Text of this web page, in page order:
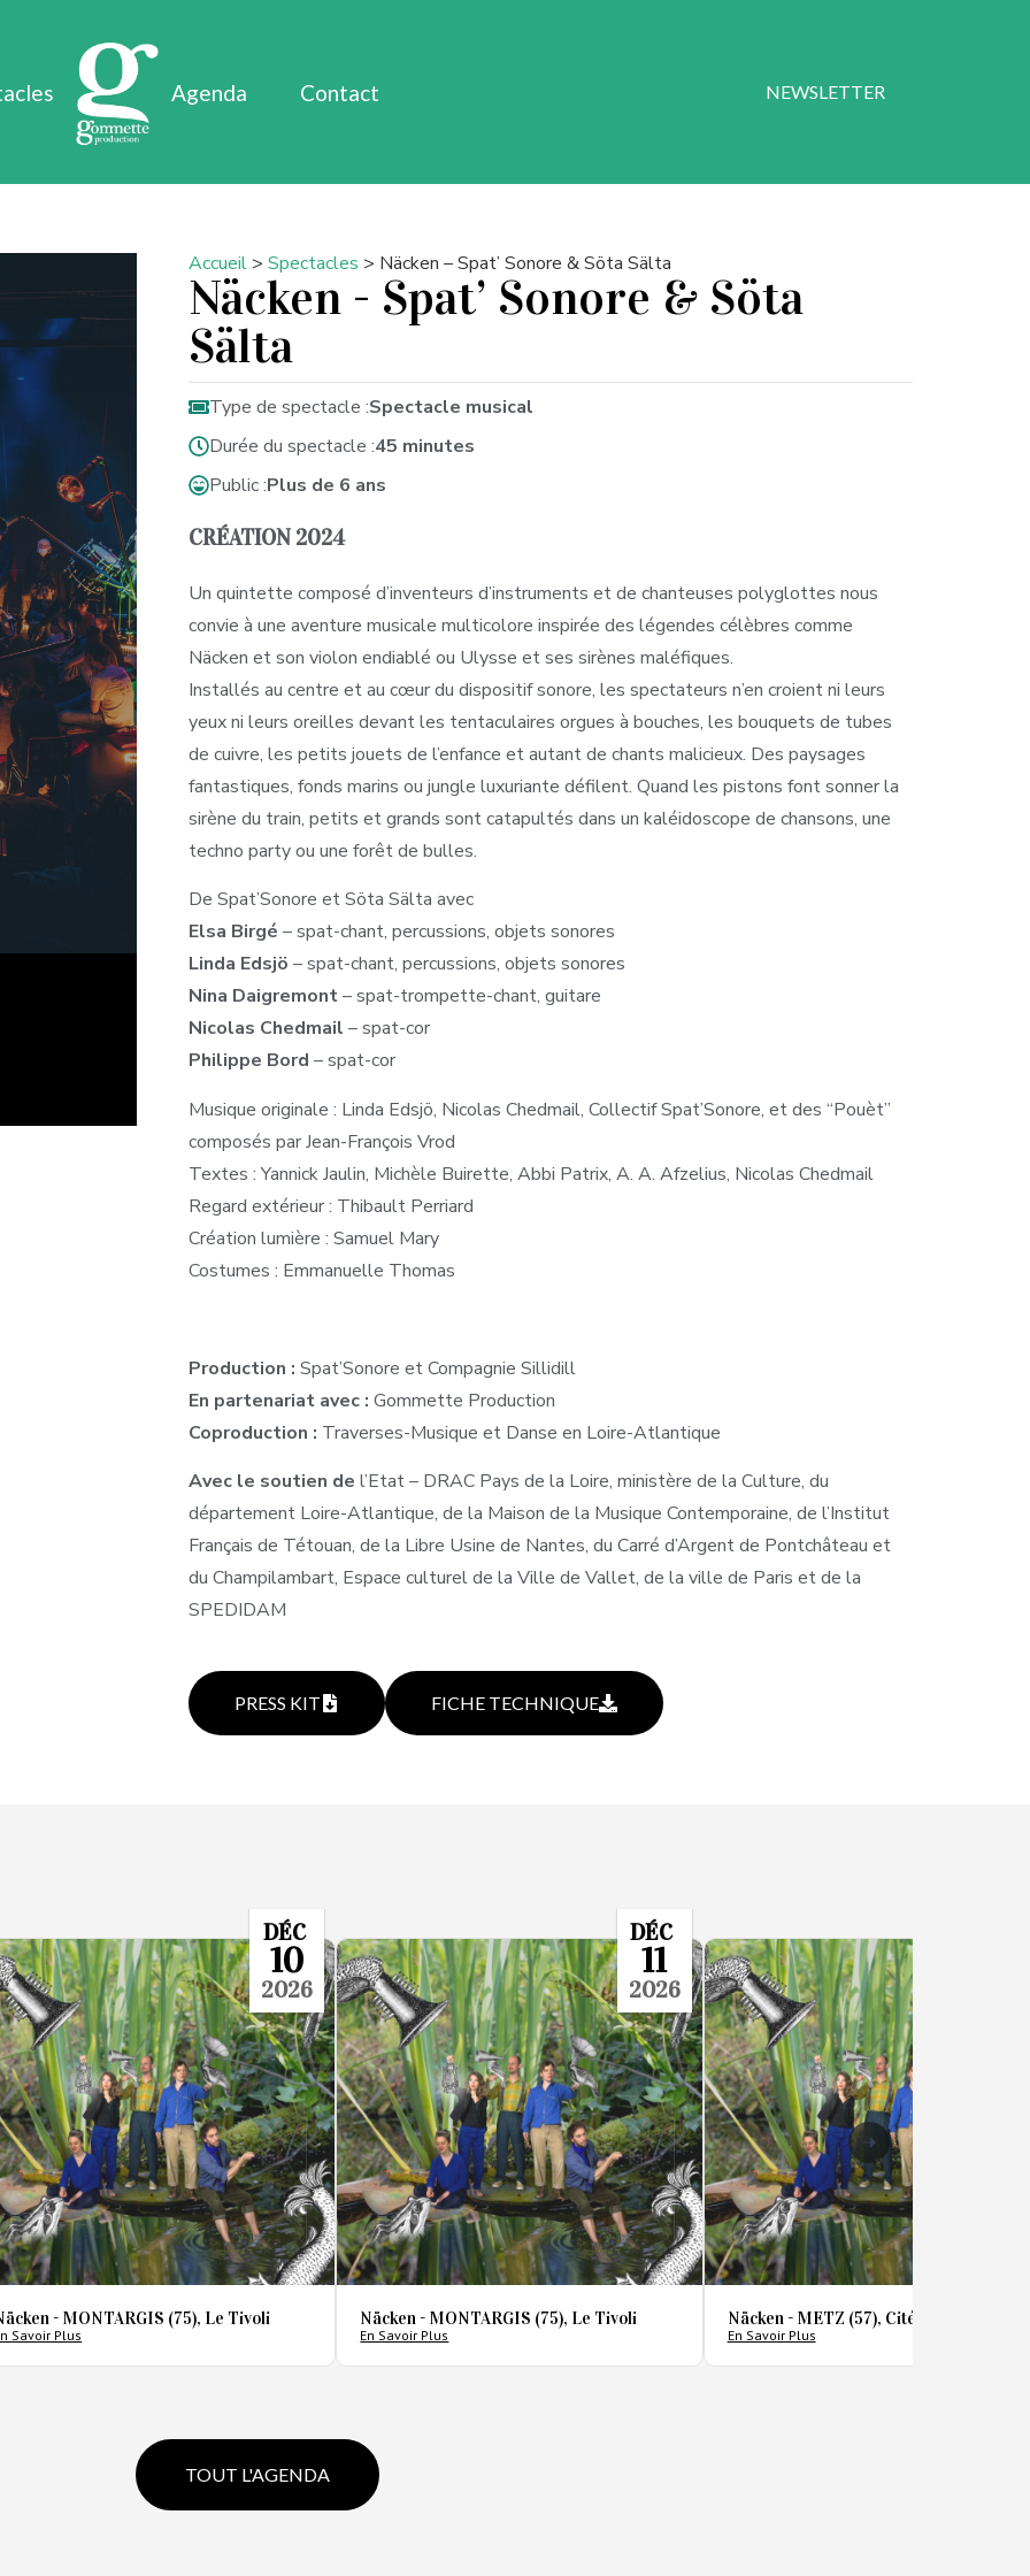
Agenda Contact NEWSLETTER
Accueil> Spectacles > Näcken – Spat’ Sonore & Söta Sälta
Näcken - Spat’ Sonore & Söta
Sälta
Type de spectacle :Spectacle musical
Durée du spectacle :45 minutes
Public :Plus de 6 ans
CRÉATION 2024
Un quintette composé d’inventeurs d’instruments et de chanteuses polyglottes nous
convie à une aventure musicale multicolore inspirée des légendes célèbres comme
Näcken et son violon endiablé ou Ulysse et ses sirènes maléfiques.
Installés au centre et au cœur du dispositif sonore, les spectateurs n’en croient ni leurs
yeux ni leurs oreilles devant les tentaculaires orgues à bouches, les bouquets de tubes
de cuivre, les petits jouets de l’enfance et autant de chants malicieux. Des paysages
fantastiques, fonds marins ou jungle luxuriante défilent. Quand les pistons font sonner la
sirène du train, petits et grands sont catapultés dans un kaléidoscope de chansons, une
techno party ou une forêt de bulles.
De Spat’Sonore et Söta Sälta avec
Elsa Birgé – spat-chant, percussions, objets sonores
Linda Edsjö – spat-chant, percussions, objets sonores
Nina Daigremont– spat-trompette-chant, guitare
Nicolas Chedmail – spat-cor
Philippe Bord – spat-cor
Musique originale : Linda Edsjö, Nicolas Chedmail, Collectif Spat’Sonore, et des “Pouèt”
composés par Jean-François Vrod
Textes : Yannick Jaulin, Michèle Buirette, Abbi Patrix, A. A. Afzelius, Nicolas Chedmail
Regard extérieur : Thibault Perriard
Création lumière : Samuel Mary
Costumes : Emmanuelle Thomas
Production : Spat’Sonore et Compagnie Sillidill
En partenariat avec : Gommette Production
Coproduction : Traverses-Musique et Danse en Loire-Atlantique
Avec le soutien de l’Etat – DRAC Pays de la Loire, ministère de la Culture, du
département Loire-Atlantique, de la Maison de la Musique Contemporaine, de l’Institut
Français de Tétouan, de la Libre Usine de Nantes, du Carré d’Argent de Pontchâteau et
du Champilambart, Espace culturel de la Ville de Vallet, de la ville de Paris et de la
SPEDIDAM
PRESS KIT FICHE TECHNIQUE
DÉC
10
2026
- MONTARGIS (75), Le Tivoli
Savoir Plus
DÉC
11
2026
Näcken - MONTARGIS (75), Le Tivoli
En Savoir Plus
Näcken - METZ (57), Cité de la musique
En Savoir Plus
TOUT L'AGENDA